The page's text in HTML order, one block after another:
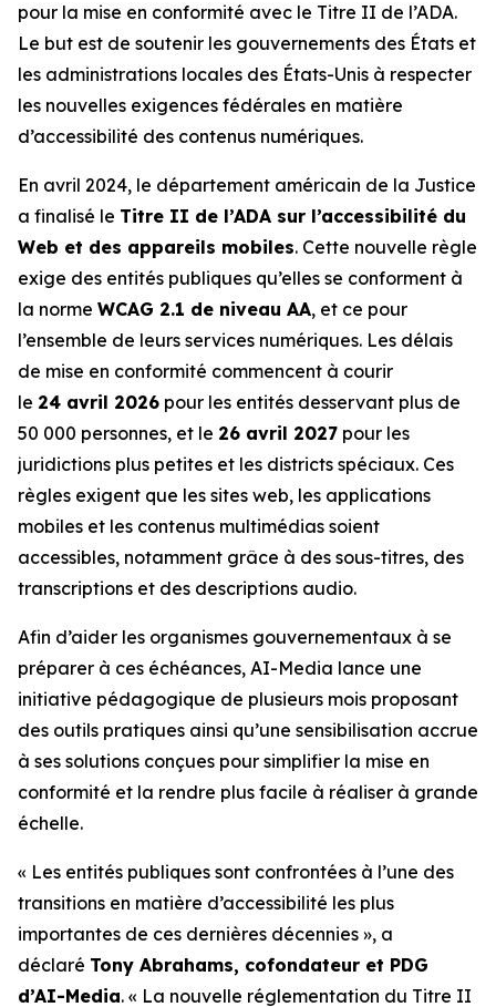
pour la mise en conformité avec le Titre II de l’ADA.
Le but est de soutenir les gouvernements des États et
les administrations locales des États-Unis à respecter
les nouvelles exigences fédérales en matière
d’accessibilité des contenus numériques.
En avril 2024, le département américain de la Justice
a finalisé le Titre II de l’ADA sur l’accessibilité du
Web et des appareils mobiles. Cette nouvelle règle
exige des entités publiques qu’elles se conforment à
la norme WCAG 2.1 de niveau AA, et ce pour
l’ensemble de leurs services numériques. Les délais
de mise en conformité commencent à courir
le 24 avril 2026 pour les entités desservant plus de
50 000 personnes, et le 26 avril 2027 pour les
juridictions plus petites et les districts spéciaux. Ces
règles exigent que les sites web, les applications
mobiles et les contenus multimédias soient
accessibles, notamment grâce à des sous-titres, des
transcriptions et des descriptions audio.
Afin d’aider les organismes gouvernementaux à se
préparer à ces échéances, AI-Media lance une
initiative pédagogique de plusieurs mois proposant
des outils pratiques ainsi qu’une sensibilisation accrue
à ses solutions conçues pour simplifier la mise en
conformité et la rendre plus facile à réaliser à grande
échelle.
« Les entités publiques sont confrontées à l’une des
transitions en matière d’accessibilité les plus
importantes de ces dernières décennies », a
déclaré Tony Abrahams, cofondateur et PDG
d’AI-Media. « La nouvelle réglementation du Titre II